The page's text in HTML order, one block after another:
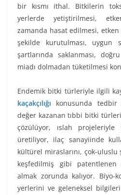
bir kısmı ithal. Bitkilerin
yerlerde yetiştirilmesi,
zamanda hasat edilmesi, etken
şekilde kurutulması, uygun
şartlarında saklanması,
miadı dolmadan tüketilmesi
Endemik bitki türleriyle ilgili
kaçakçılığı
konusunda tedbir
değer kazanan tıbbi bitki türleri
çözülüyor, ıslah
üretiliyor, ilaç sanayiinde
kültürel miraslarını, çok-
keşfedilmiş gibi
almak zorunda kalıyor.
yerlerini ve geleneksel